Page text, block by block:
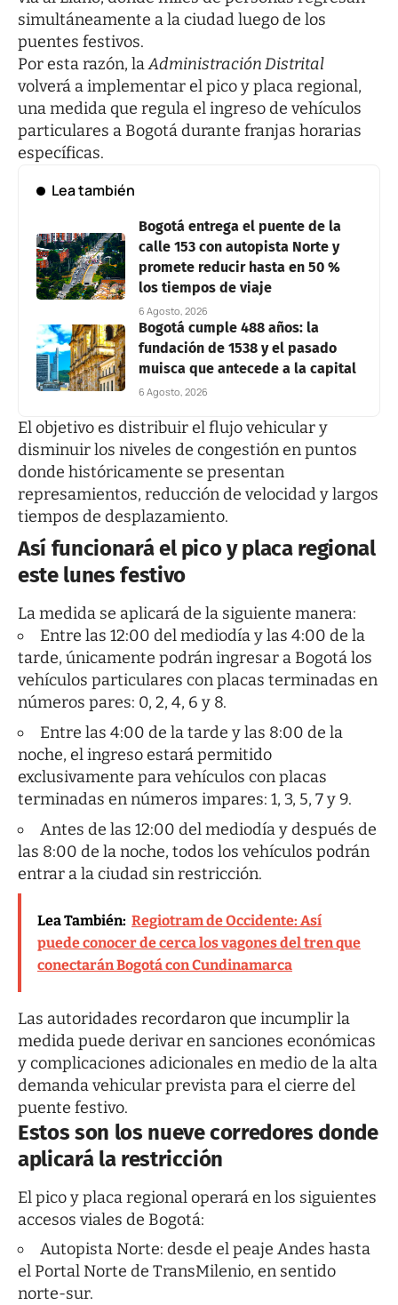
simultáneamente a la ciudad luego de los
puentes festivos.
Por esta razón, laAdministración Distrital
volverá a implementar el pico y placa regional,
una medida que regula el ingreso de vehículos
particulares a Bogotá durante franjas horarias
específicas.
Lea también
Bogotá entrega el puente de la
calle 153 con autopista Norte y
promete reducir hasta en 50 %
los tiempos de viaje
6 Agosto, 2026
Bogotá cumple 488 años: la
fundación de 1538 y el pasado
muisca que antecede a la capital
6 Agosto, 2026
El objetivo es distribuir el flujo vehicular y
disminuir los niveles de congestión en puntos
donde históricamente se presentan
represamientos, reducción de velocidad y largos
tiempos de desplazamiento.
Así funcionará el pico y placa regional
este lunes festivo
La medida se aplicará de la siguiente manera:
Entre las 12:00 del mediodía y las 4:00 de la
tarde, únicamente podrán ingresar a Bogotá los
vehículos particulares con placas terminadas en
números pares: 0, 2, 4, 6 y 8.
Entre las 4:00 de la tarde y las 8:00 de la
noche, el ingreso estará permitido
exclusivamente para vehículos con placas
terminadas en números impares: 1, 3, 5, 7 y 9.
Antes de las 12:00 del mediodía y después de
las 8:00 de la noche, todos los vehículos podrán
entrar a la ciudad sin restricción.
Lea También: Regiotram de Occidente: Así
puede conocer de cerca los vagones del tren que
conectarán Bogotá con Cundinamarca
Las autoridades recordaron que incumplir la
medida puede derivar en sanciones económicas
y complicaciones adicionales en medio de la alta
demanda vehicular prevista para el cierre del
puente festivo.
Estos son los nueve corredores donde
aplicará la restricción
El pico y placa regional operará en los siguientes
accesos viales de Bogotá:
Autopista Norte: desde el peaje Andes hasta
el Portal Norte de TransMilenio, en sentido
norte-sur.